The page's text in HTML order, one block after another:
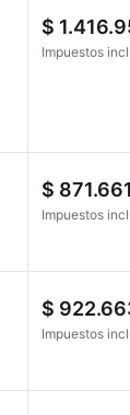
$
Impuestos
$ 871.661
Impuestos
$
Impuestos